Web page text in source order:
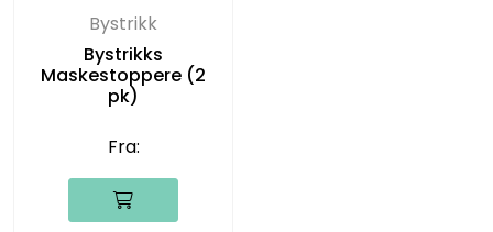
Bystrikk
Bystrikks
Maskestoppere (2
pk)
Fra: